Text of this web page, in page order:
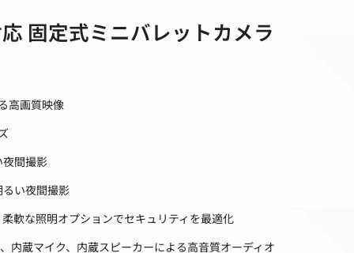
固定式ミニバレットカメラ
高画質映像
間撮影
い夜間撮影
軟な照明オプションでセキュリティを最適化
内蔵マイク、内蔵スピーカーによる高音質オーディオ